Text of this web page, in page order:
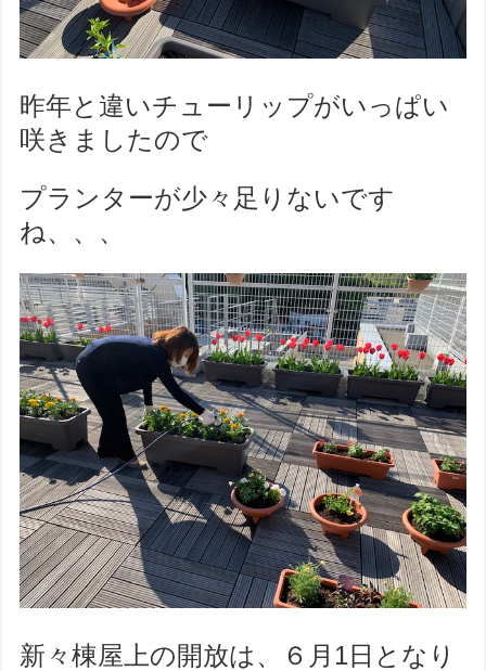
昨年と違いチューリップがいっぱい
咲きましたので
プランターが少々足りないです
ね、、、
新々棟屋上の開放は、６月 1日となり